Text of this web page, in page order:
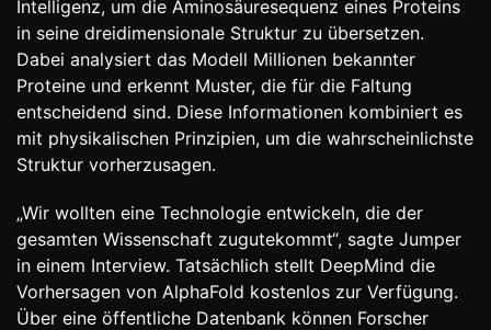
Intelligenz, um die Aminosäuresequenz eines Proteins
in seine dreidimensionale Struktur zu übersetzen.
Dabei analysiert das Modell Millionen bekannter
Proteine und erkennt Muster, die für die Faltung
entscheidend sind. Diese Informationen kombiniert es
mit physikalischen Prinzipien, um die wahrscheinlichste
Struktur vorherzusagen.
„Wir wollten eine Technologie entwickeln, die der
gesamten Wissenschaft zugutekommt“, sagte Jumper
in einem Interview. Tatsächlich stellt DeepMind die
Vorhersagen von AlphaFold kostenlos zur Verfügung.
Über eine öffentliche Datenbank können Forscher